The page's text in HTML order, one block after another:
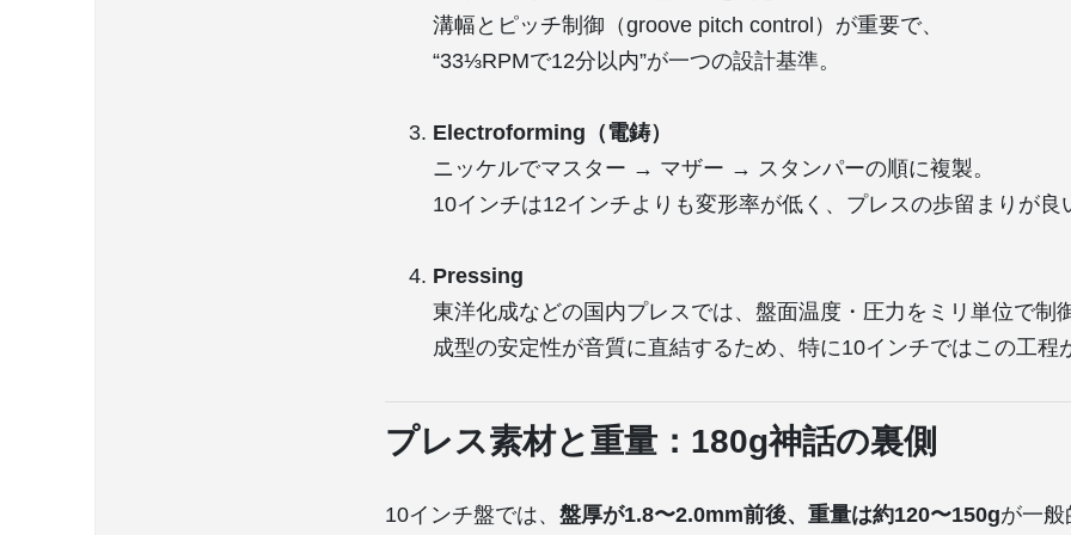
溝幅とピッチ制御（groove pitch control）が重要で、
“33⅓RPMで12分以内”が一つの設計基準。
Electroforming（電鋳）
ニッケルでマスター → マザー → スタンパーの順に複製。
10インチは12インチよりも変形率が低く、プレスの歩留まりが良
Pressing
東洋化成などの国内プレスでは、盤面温度・圧力をミリ単位で制御
成型の安定性が音質に直結するため、特に10インチではこの工程
プレス素材と重量：180g神話の裏側
10インチ盤では、 盤厚が1.8〜2.0mm前後、重量は約120〜150gが一般